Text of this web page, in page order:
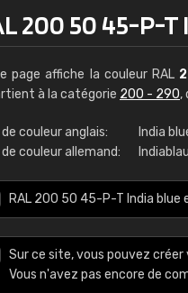
200 50 45-P-
page affiche la couleur RAL
à la catégorie 200 - 290,
de couleur anglais:
India
de couleur allemand:
Indiablau
RAL 200 50 45-P-T India
Sur ce site, vous pouvez
Vous n'avez pas encore de